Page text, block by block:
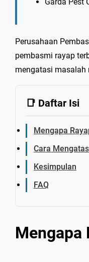
Perusahaan
pembasmi rayap
mengatasi masalah
📑 Daftar Isi
Mengapa
Cara
Kesimpulan
FAQ
Mengapa